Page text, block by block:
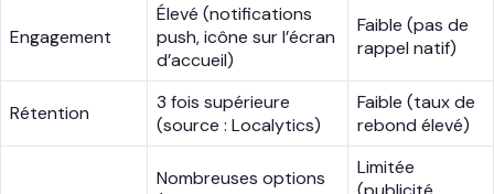
Engagement
Élevé (notifications
push, icône sur l’écran
d’accueil)
Faible (pas de
rappel natif)
Rétention
3 fois supérieure
(source : Localytics)
Faible (taux de
rebond élevé)
Nombreuses options
Limitée